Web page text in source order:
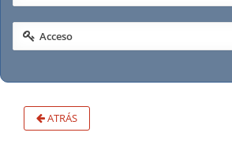
Acceso
ATRÁS